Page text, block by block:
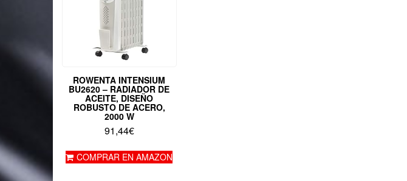
ROWENTA INTENSIUM
BU2620 – RADIADOR DE
ACEITE, DISEÑO
ROBUSTO DE ACERO,
2000 W
91,44€
COMPRAR EN AMAZON